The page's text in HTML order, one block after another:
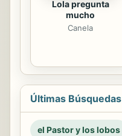
Lola pregunta
mucho
Canela
Últimas Búsquedas
el Pastor y los lobos